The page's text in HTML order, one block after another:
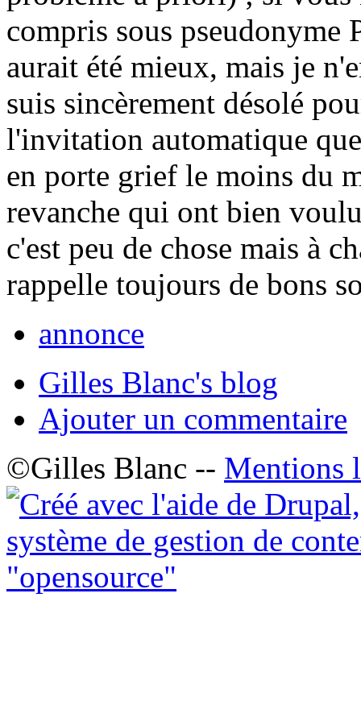
compris sous pseudonyme
aurait été mieux, mais je
suis sincèrement désolé
l'invitation automatique
en porte grief le moins du
revanche qui ont bien
c'est peu de chose mais à
rappelle toujours de bons
annonce
Gilles Blanc's blog
Ajouter un commentaire
©Gilles Blanc -- Mentions